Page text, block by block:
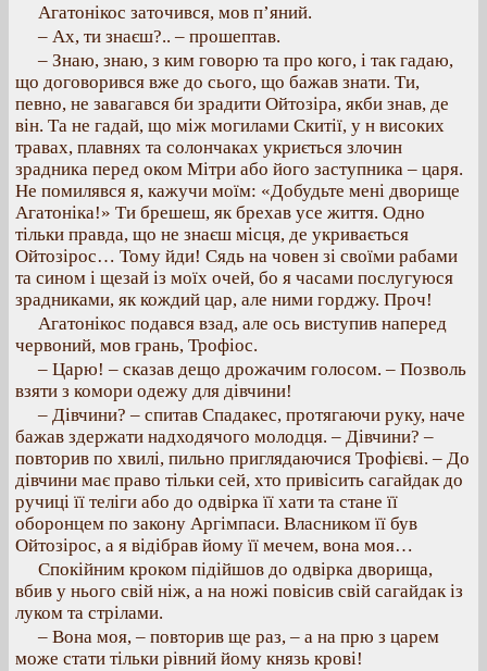
Агатонікос заточився, мов п’яний.
– Ах, ти знаєш?.. – прошептав.
– Знаю, знаю, з ким говорю та про кого, і так гадаю,
що договорився вже до сього, що бажав знати. Ти,
певно, не завагався би зрадити Ойтозіра, якби знав, де
він. Та не гадай, що між могилами Скитії, у н високих
травах, плавнях та солончаках укриється злочин
зрадника перед оком Мітри або його заступника – царя.
Не помилявся я, кажучи моїм: «Добудьте мені дворище
Агатоніка!» Ти брешеш, як брехав усе життя. Одно
тільки правда, що не знаєш місця, де укривається
Ойтозірос… Тому йди! Сядь на човен зі своїми рабами
та сином і щезай із моїх очей, бо я часами послугуюся
зрадниками, як кождий цар, але ними горджу. Проч!
Агатонікос подався взад, але ось виступив наперед
червоний, мов грань, Трофіос.
– Царю! – сказав дещо дрожачим голосом. – Позволь
взяти з комори одежу для дівчини!
– Дівчини? – спитав Спадакес, протягаючи руку, наче
бажав здержати надходячого молодця. – Дівчини? –
повторив по хвилі, пильно приглядаючися Трофієві. – До
дівчини має право тільки сей, хто привісить сагайдак до
ручиці її теліги або до одвірка її хати та стане її
оборонцем по закону Аргімпаси. Власником її був
Ойтозірос, а я відібрав йому її мечем, вона моя…
Спокійним кроком підійшов до одвірка дворища,
вбив у нього свій ніж, а на ножі повісив свій сагайдак із
луком та стрілами.
– Вона моя, – повторив ще раз, – а на прю з царем
може стати тільки рівний йому князь крові!